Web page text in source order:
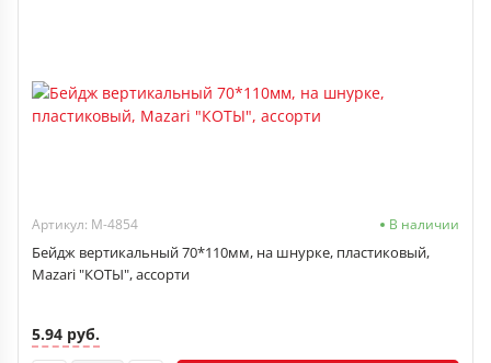
Артикул: M-4854 В наличии
Бейдж вертикальный 70*110мм, на шнурке, пластиковый,
Mazari "КОТЫ", ассорти
5.94 руб.